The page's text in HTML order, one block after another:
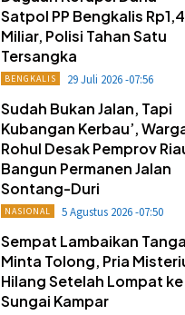
Satpol PP Bengkalis Rp1,4
Miliar, Polisi Tahan Satu
Tersangka
BENGKALIS 29 Juli 2026 -07:56
Sudah Bukan Jalan, Tapi
Kubangan Kerbau’,
Rohul Desak Pemprov
Bangun Permanen Jalan
Sontang-Duri
NASIONAL 5 Agustus 2026 -07:50
Sempat Lambaikan
Minta Tolong, Pria
Hilang Setelah Lompat ke
Sungai Kampar